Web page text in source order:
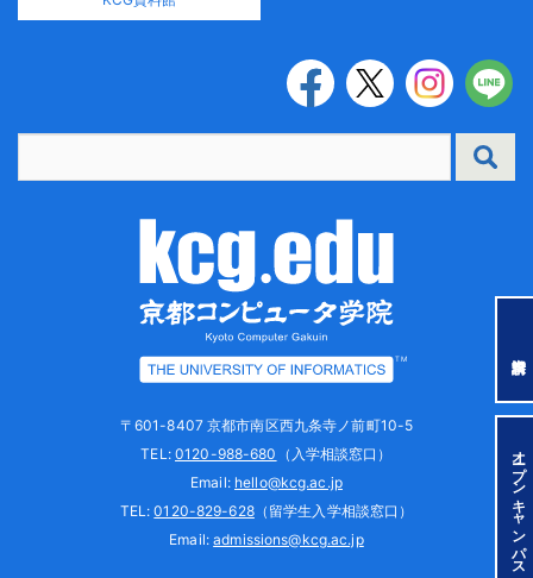
オープンキャンパス
TM
〒601-8407 京都市南区西九条寺ノ前町10-5
TEL:0120-988-680 （入学相談窓口）
Email: hello@kcg.ac.jp
TEL:0120-829-628（留学生入学相談窓口）
Email:admissions@kcg.ac.jp